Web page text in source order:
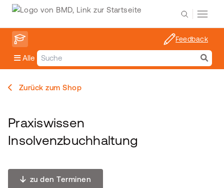
Alle
Feedback
Zurück zum Shop
Praxiswissen
Insolvenzbuchhaltung
zu den Terminen